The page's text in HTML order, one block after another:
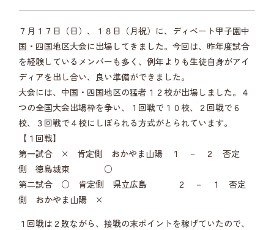
７月１７日（日）、１８日（月祝）に、ディベート甲子園中
国・四国地区大会に出場してきました。今回は、昨年度試合
を経験しているメンバーも多く、例年よりも生徒自身がアイ
ディアを出し合い、良い準備ができました。
大会には、中国・四国地区の猛者１２校が出場しました。４
つの全国大会出場枠を争い、１回戦で１０校、２回戦で６
校、３回戦で４校にしぼられる方式がとられています。
【１回戦】
第一試合 × 肯定側 おかやま山陽 １ － ２ 否定
側 徳島城東 ○
第二試合 ○ 肯定側 県立広島 ２ － １ 否定
側 おかやま山陽 ×
１回戦は２敗ながら、接戦の末ポイントを稼げていたので、